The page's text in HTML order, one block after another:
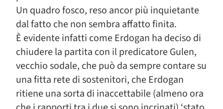
Un quadro fosco, reso ancor più inquietante
dal fatto che non sembra affatto finita.
È evidente infatti come Erdogan ha deciso di
chiudere la partita con il predicatore Gulen,
vecchio sodale, che può da sempre contare su
una fitta rete di sostenitori, che Erdogan
ritiene una sorta di inaccettabile (almeno ora